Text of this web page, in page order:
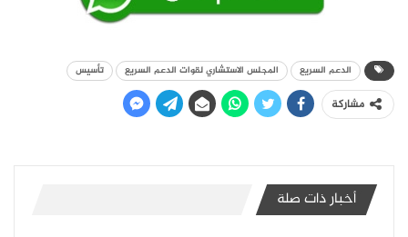
الدعم السريع المجلس الاستشاري لقوات الدعم السريع تأسيس
مشاركة
أخبار ذات صلة